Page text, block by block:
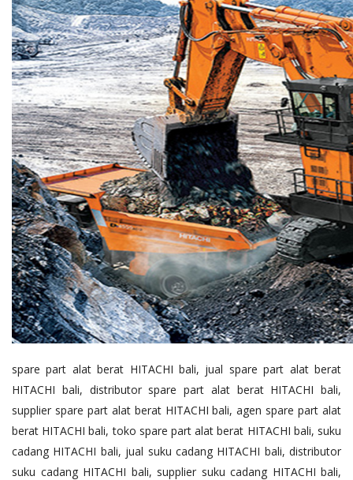
spare part alat berat HITACHI bali, jual spare part alat berat
HITACHI bali, distributor spare part alat berat HITACHI bali,
supplier spare part alat berat HITACHI bali, agen spare part alat
berat HITACHI bali, toko spare part alat berat HITACHI bali, suku
cadang HITACHI bali, jual suku cadang HITACHI bali, distributor
suku cadang HITACHI bali, supplier suku cadang HITACHI bali,